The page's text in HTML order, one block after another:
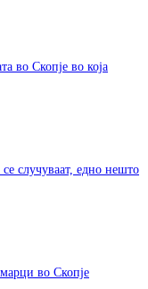
во Скопје во која
случуваат, едно нешто
во Скопје